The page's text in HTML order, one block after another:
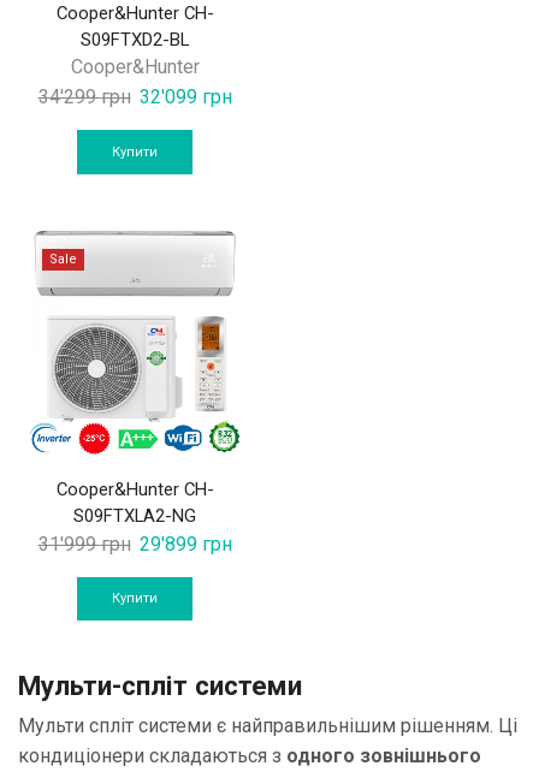
Cooper&Hunter CH-
S09FTXD2-BL
Cooper&Hunter
34'299грн Original
price
was:
34'299 грн.
32'099 грнCurrent
Купити
Sale
Cooper&Hunter CH-
S09FTXLA2-NG
31'999грн Original
was:
29'899 грнCurrent
Купити
Мульти-спліт системи
Мульти спліт системи є найправильнішим рішенням. Ці
кондиціонери складаються з одного зовнішнього